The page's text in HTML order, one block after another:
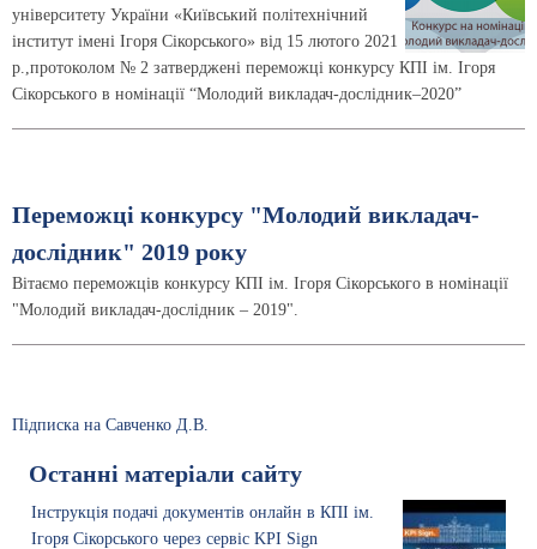
університету України «Київський політехнічний
інститут імені Ігоря Сікорського» від 15 лютого 2021
р.,протоколом № 2 затверджені переможці конкурсу КПІ ім. Ігоря
Сікорського в номінації “Молодий викладач-дослідник–2020”
Переможці конкурсу "Молодий викладач-
дослідник" 2019 року
Вітаємо переможців конкурсу КПІ ім. Ігоря Сікорського в номінації
"Молодий викладач-дослідник – 2019".
Підписка на Савченко Д.В.
Останні матеріали сайту
Інструкція подачі документів онлайн в КПІ ім.
Ігоря Сікорського через сервіс KPI Sign